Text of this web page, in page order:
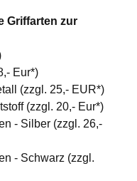
Griffarten zur
Eur*)
(zzgl. 25,- EUR*)
(zzgl. 20,- Eur*)
- Silber (zzgl. 26,-
- Schwarz (zzgl.